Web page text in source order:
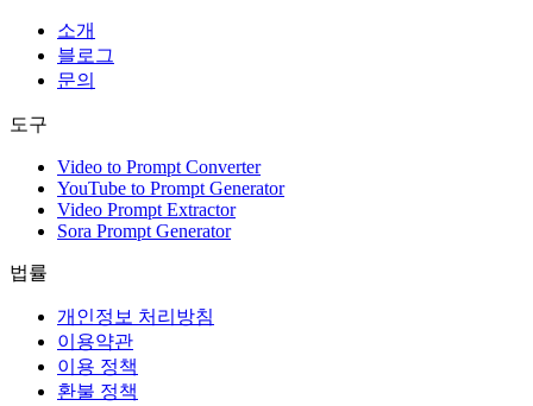
소개
블로그
문의
도구
Video to Prompt Converter
YouTube to Prompt Generator
Video Prompt Extractor
Sora Prompt Generator
법률
개인정보 처리방침
이용약관
이용 정책
환불 정책